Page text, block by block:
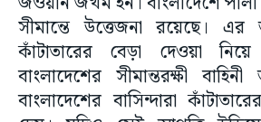
সীমান্তে উত্তেজনা রয়েছে।
কাঁটাতারের বেড়া দেওয়া
বাংলাদেশের সীমান্তরক্ষী
বাংলাদেশের বাসিন্দারা